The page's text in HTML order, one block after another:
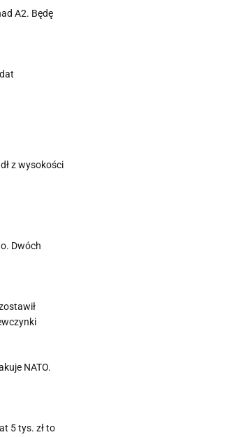
A2. Będę
z wysokości
Dwóch
NATO.
5 tys. zł to